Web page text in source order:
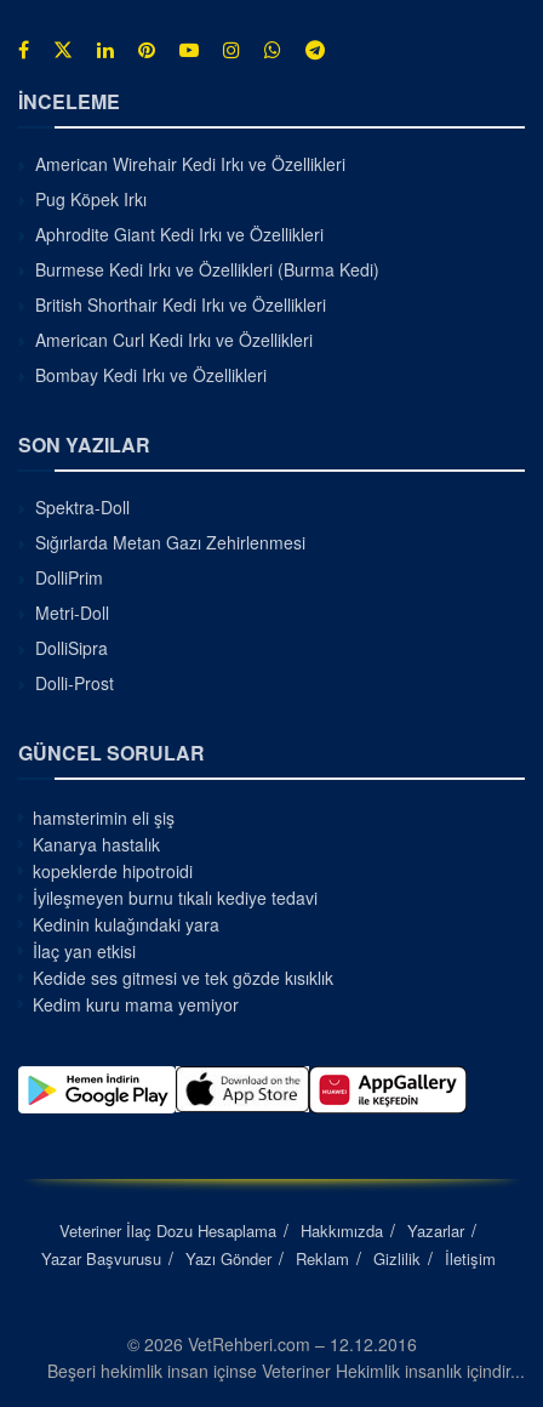
İNCELEME
American Wirehair Kedi Irkı ve Özellikleri
Pug Köpek Irkı
Aphrodite Giant Kedi Irkı ve Özellikleri
Burmese Kedi Irkı ve Özellikleri (Burma Kedi)
British Shorthair Kedi Irkı ve Özellikleri
American Curl Kedi Irkı ve Özellikleri
Bombay Kedi Irkı ve Özellikleri
SON YAZILAR
Spektra-Doll
Sığırlarda Metan Gazı Zehirlenmesi
DolliPrim
Metri-Doll
DolliSipra
Dolli-Prost
GÜNCEL SORULAR
hamsterimin eli şiş
Kanarya hastalık
kopeklerde hipotroidi
İyileşmeyen burnu tıkalı kediye tedavi
Kedinin kulağındaki yara
İlaç yan etkisi
Kedide ses gitmesi ve tek gözde kısıklık
Kedim kuru mama yemiyor
Veteriner İlaç Dozu Hesaplama Hakkımızda
Yazarlar
Yazar Başvurusu
Yazı Gönder Reklam Gizlilik İletişim
© 2026 VetRehberi.com – 12.12.2016
Beşeri hekimlik insan içinse Veteriner Hekimlik insanlık içindir...